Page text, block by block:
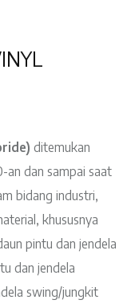
ditemukan
an dan sampai saat
bidang industri,
khususnya
pintu dan jendela
dan jendela
swing/jungkit